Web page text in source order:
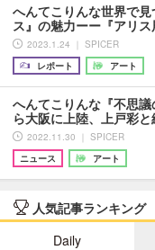
へんてこりんな世界で
ス』の魅力ーー『アリ
2023.1.24 ｜ SPICER
レポート
アート
へんてこりんな『不思
ら大阪に上陸、上戸彩
2022.11.30 ｜ SPICER
ニュース
アート
人気記事ランキング
Daily